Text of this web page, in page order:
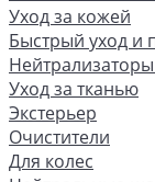
Уход за кожей
Быстрый уход и
Уход за тканью
Экстерьер
Очистители
Для колес